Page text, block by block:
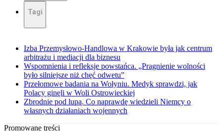
Tagi
Izba Przemysłowo-Handlowa w Krakowie była jak centrum
arbitrażu i mediacji dla biznesu
Wspomnienia i refleksje powstańca. „Pragnienie wolności
było silniejsze niż chęć odwetu”
Przełomowe badania na Wołyniu. Medyk sprawdzi, jak
Polacy ginęli w Woli Ostrowieckiej
Zbrodnie pod lupą. Co naprawdę wiedzieli Niemcy o
własnych działaniach wojennych
Promowane treści